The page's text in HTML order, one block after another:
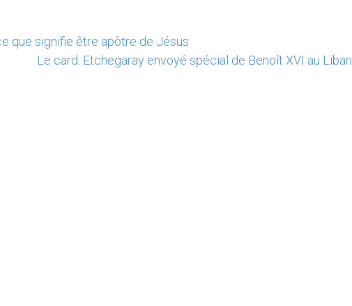
que signifie être apôtre de Jésus
Le card. Etchegaray envoyé spécial de Benoît XVI au Liban